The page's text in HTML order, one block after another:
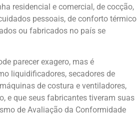
residencial e comercial, de cocção,
pessoais, de conforto térmico
ou fabricados no país se
parecer exagero, mas é
liquidificadores, secadores de
de costura e ventiladores,
e que seus fabricantes tiveram suas
de Avaliação da Conformidade